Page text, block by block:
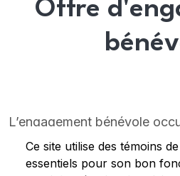
Offre
L’engagement bénévole
importante dans les
l’activité humaine.
Ce site utilise des témoins
essentiels pour son bon